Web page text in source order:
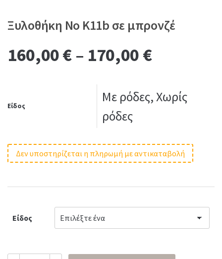
Ξυλοθήκη No K11b σε μπρονζέ
160,00€ – 170,00 €
Είδος
Με ρόδες, Χωρίς
ρόδες
Δεν υποστηρίζεται η πληρωμή με αντικαταβολή
Είδος